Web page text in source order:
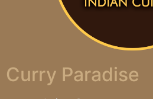
Curry Paradise